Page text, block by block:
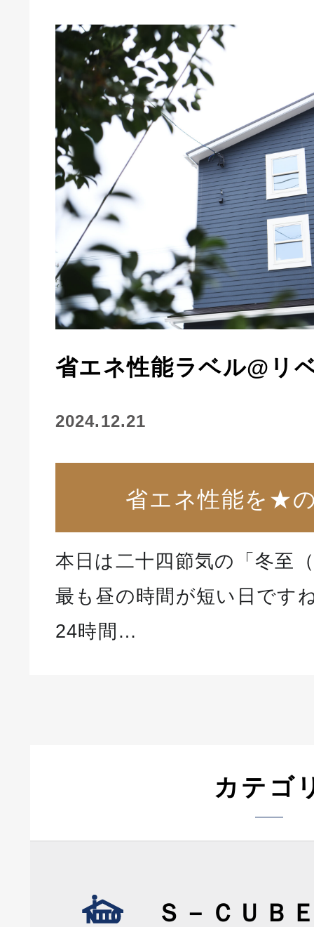
省エネ性能ラベル@リ
2024.12.21
省エネ性能を★
本日は二十四節気の「冬至
最も昼の時間が短い日です
24時間…
カテゴ
Ｓ－ＣＵＢ